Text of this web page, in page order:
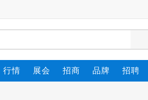
行情 展会 招商 品牌 招聘